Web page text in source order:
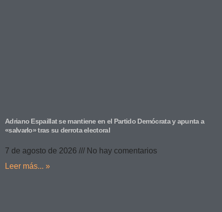
Adriano Espaillat se mantiene en el Partido Demócrata y apunta a
«salvarlo» tras su derrota electoral
7 de agosto de 2026
No hay comentarios
Leer más... »